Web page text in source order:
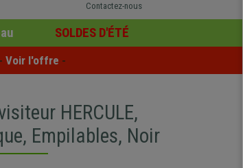
Contactez-nous
SOLDES D'ÉTÉ
Voir l'offre -
HERCULE,
Empilables, Noir